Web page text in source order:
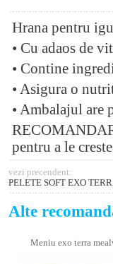
Hrana pentru
• Cu adaos de
• Contine
• Asigura o
• Ambalajul
pentru a le
vezi precendent:
PELETE SOFT EXO
Alte
Meniu exo terra